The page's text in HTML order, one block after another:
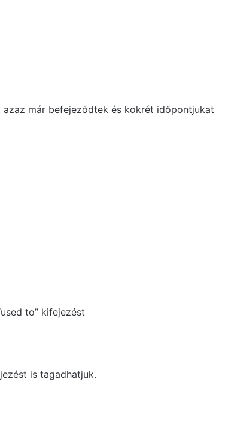
azaz már befejeződtek és kokrét időpontjukat
to” kifejezést
is tagadhatjuk.